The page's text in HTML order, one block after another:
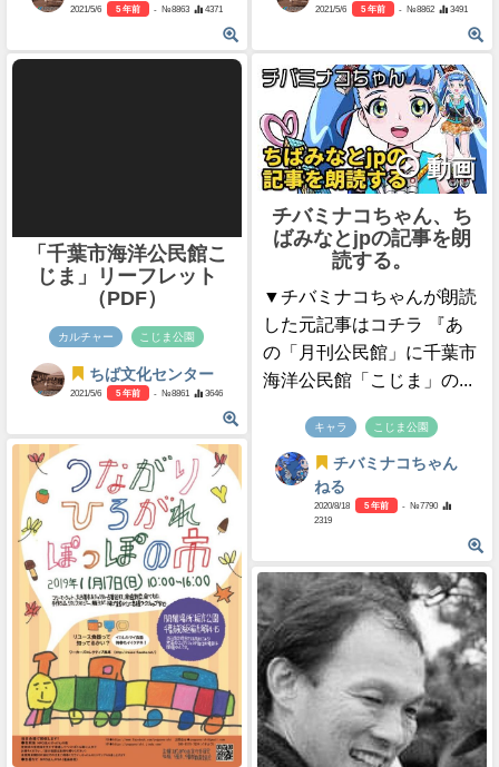
2021/5/6 5 年前 - №8863 4371 2021/5/6 5 年前 - №8862 3491
「千葉市海洋公民館こ
じま」リーフレット
（PDF）
カルチャー こじま公園
ちば文化センター
2021/5/6 5 年前 - №8861 3646
動画
チバミナコちゃん、ち
ばみなとjpの記事を朗
読する。
▼チバミナコちゃんが朗読
した元記事はコチラ 『あ
の「月刊公民館」に千葉市
海洋公民館「こじま」の...
キャラ こじま公園
チバミナコちゃん
ねる
2020/8/18 5 年前
- №7790
2319